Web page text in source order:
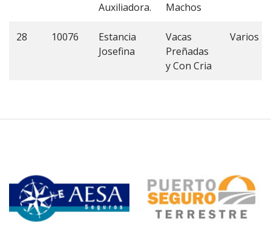
Auxiliadora.
Machos
28 10076
Estancia
Josefina
Vacas
Preñadas
y Con Cria
Varios